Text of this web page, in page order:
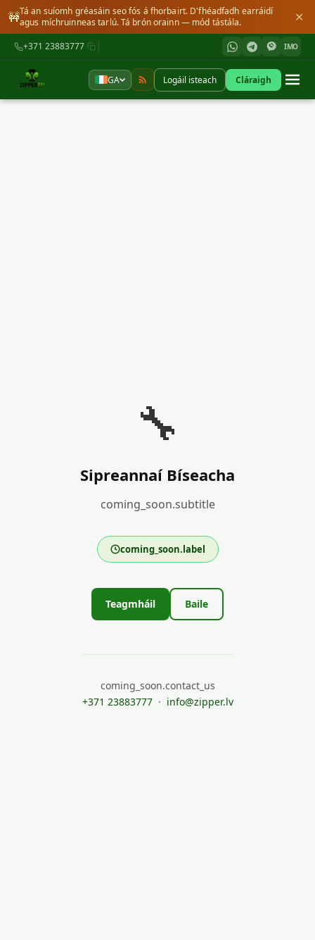
🚧Tá an suíomh gréasáin seo fós á fhorbairt. D'fhéadfadh earráidí
agus míchruinneas tarlú. Tá brón orainn — mód tástála.
✕
+371 23883777 IMO
GA Logáil isteach Cláraigh
🔧
Sipreannaí Bíseacha
coming_soon.subtitle
coming_soon.label
Teagmháil Baile
coming_soon.contact_us
+371 23883777· info@zipper.lv